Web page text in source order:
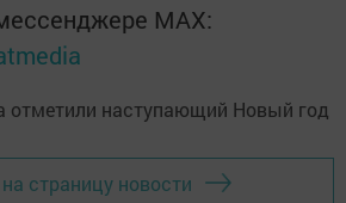
MАХ:
страницу новости